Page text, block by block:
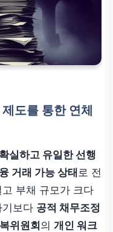
도를 통한 연체
실하고 유일한 선행
거래 가능 상태 로 전
부채 규모가 크다
보다 공적 채무조정
위원회의 개인 워크